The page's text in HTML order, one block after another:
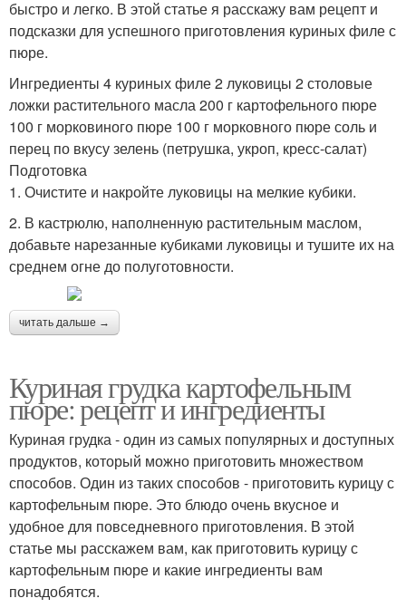
быстро и легко. В этой статье я расскажу вам рецепт и
подсказки для успешного приготовления куриных филе с
пюре.
Ингредиенты 4 куриных филе 2 луковицы 2 столовые
ложки растительного масла 200 г картофельного пюре
100 г морковиного пюре 100 г морковного пюре соль и
перец по вкусу зелень (петрушка, укроп, кресс-салат)
Подготовка
1. Очистите и накройте луковицы на мелкие кубики.
2. В кастрюлю, наполненную растительным маслом,
добавьте нарезанные кубиками луковицы и тушите их на
среднем огне до полуготовности.
читать дальше →
Куриная грудка картофельным
пюре: рецепт и ингредиенты
Куриная грудка - один из самых популярных и доступных
продуктов, который можно приготовить множеством
способов. Один из таких способов - приготовить курицу с
картофельным пюре. Это блюдо очень вкусное и
удобное для повседневного приготовления. В этой
статье мы расскажем вам, как приготовить курицу с
картофельным пюре и какие ингредиенты вам
понадобятся.